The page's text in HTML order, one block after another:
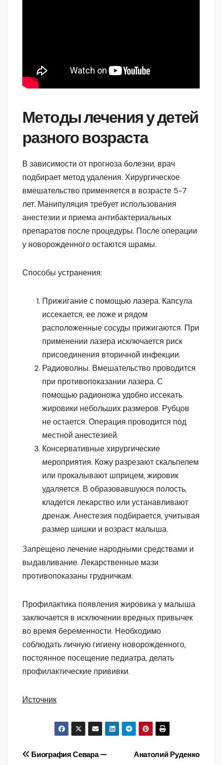
Методы лечения у детей
разного возраста
В зависимости от прогноза болезни, врач
подбирает метод удаления. Хирургическое
вмешательство применяется в возрасте 5-7
лет. Манипуляция требует использования
анестезии и приема антибактериальных
препаратов после процедуры. После операции
у новорожденного остаются шрамы.
Способы устранения:
Прижигание с помощью лазера. Капсула
иссекается, ее ложе и рядом
расположенные сосуды прижигаются. При
применении лазера исключается риск
присоединения вторичной инфекции.
Радиоволны. Вмешательство проводится
при противопоказании лазера. С
помощью радионожа удобно иссекать
жировики небольших размеров. Рубцов
не остается. Операция проводится под
местной анестезией.
Консервативные хирургические
мероприятия. Кожу разрезают скальпелем
или прокалывают шприцем, жировик
удаляется. В образовавшуюся полость,
кладется лекарство или устанавливают
дренаж. Анестезия подбирается, учитывая
размер шишки и возраст малыша.
Запрещено лечение народными средствами и
выдавливание. Лекарственные мази
противопоказаны грудничкам.
Профилактика появления жировика у малыша
заключается в исключении вредных привычек
во время беременности. Необходимо
соблюдать личную гигиену новорожденного,
постоянное посещение педиатра, делать
профилактические прививки.
Источник
Навигация
Анатолий Руденко
Биография Севара —